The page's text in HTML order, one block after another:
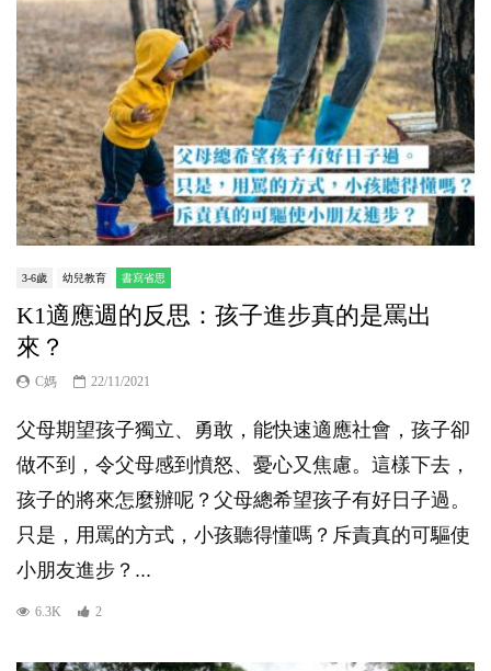
3-6歲 幼兒教育 書寫省思
K1適應週的反思：孩子進步真的是罵出
來？
C媽 22/11/2021
父母期望孩子獨立、勇敢，能快速適應社會，孩子卻
做不到，令父母感到憤怒、憂心又焦慮。這樣下去，
孩子的將來怎麼辦呢？父母總希望孩子有好日子過。
只是，用罵的方式，小孩聽得懂嗎？斥責真的可驅使
小朋友進步？...
6.3K 2